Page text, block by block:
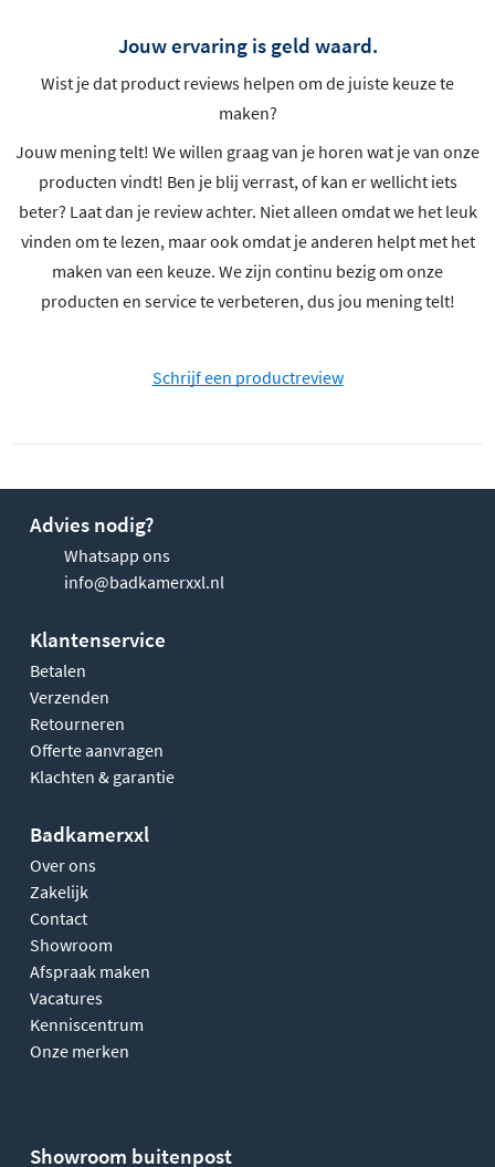
Jouw ervaring is geld waard.
Wist je dat product reviews helpen om de juiste keuze te
maken?
Jouw mening telt! We willen graag van je horen wat je van onze
producten vindt! Ben je blij verrast, of kan er wellicht iets
beter? Laat dan je review achter. Niet alleen omdat we het leuk
vinden om te lezen, maar ook omdat je anderen helpt met het
maken van een keuze. We zijn continu bezig om onze
producten en service te verbeteren, dus jou mening telt!
Schrijf een productreview
Advies nodig?
Whatsapp ons
info@badkamerxxl.nl
Klantenservice
Betalen
Verzenden
Retourneren
Offerte aanvragen
Klachten & garantie
Badkamerxxl
Over ons
Zakelijk
Contact
Showroom
Afspraak maken
Vacatures
Kenniscentrum
Onze merken
Showroom buitenpost